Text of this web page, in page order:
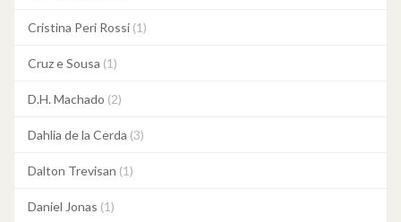
Cristina Peri Rossi (1)
Cruz e Sousa (1)
D.H. Machado (2)
Dahlia de la Cerda (3)
Dalton Trevisan (1)
Daniel Jonas (1)